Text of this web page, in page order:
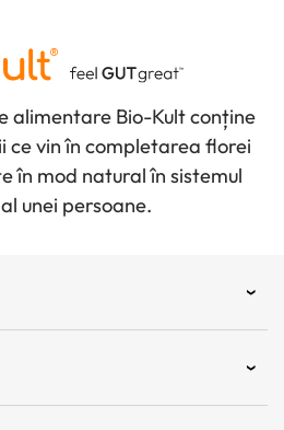
alimentare Bio-Kult conține
ce vin în completarea florei
în mod natural în sistemul
unei persoane.